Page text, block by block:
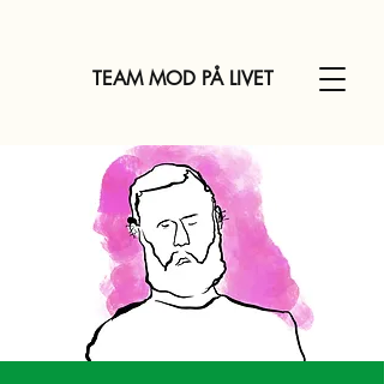
TEAM MOD PÅ LIVET